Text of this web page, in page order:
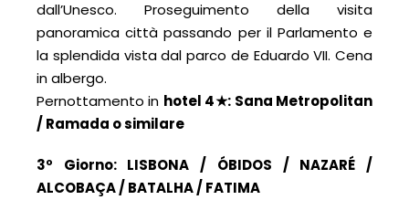
dall’Unesco. Proseguimento della visita
panoramica città passando per il Parlamento e
la splendida vista dal parco de Eduardo VII. Cena
in albergo.
Pernottamento in hotel 4★: Sana Metropolitan
/ Ramada o similare
3º Giorno: LISBONA / ÓBIDOS / NAZARÉ /
ALCOBAÇA/ BATALHA/ FATIMA